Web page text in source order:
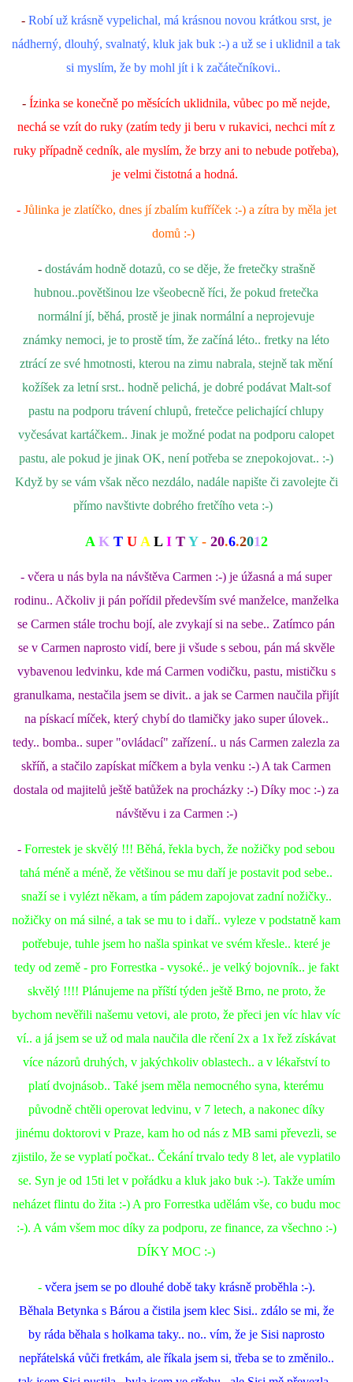
- Robí už krásně vypelichal, má krásnou novou krátkou srst, je
nádherný, dlouhý, svalnatý, kluk jak buk :-) a už se i uklidnil a tak
si myslím, že by mohl jít i k začátečníkovi..
- Ízinka se konečně po měsících uklidnila, vůbec po mě nejde,
nechá se vzít do ruky (zatím tedy ji beru v rukavici, nechci mít z
ruky případně cedník, ale myslím, že brzy ani to nebude potřeba),
je velmi čistotná a hodná.
- Jůlinka je zlatíčko, dnes jí zbalím kufříček :-) a zítra by měla jet
domů :-)
- dostávám hodně dotazů, co se děje, že fretečky strašně
hubnou..povětšinou lze všeobecně říci, že pokud fretečka
normální jí, běhá, prostě je jinak normální a neprojevuje
známky nemoci, je to prostě tím, že začíná léto.. fretky na léto
ztrácí ze své hmotnosti, kterou na zimu nabrala, stejně tak mění
kožíšek za letní srst.. hodně pelichá, je dobré podávat Malt-sof
pastu na podporu trávení chlupů, fretečce pelichající chlupy
vyčesávat kartáčkem.. Jinak je možné podat na podporu calopet
pastu, ale pokud je jinak OK, není potřeba se znepokojovat.. :-)
Když by se vám však něco nezdálo, nadále napište či zavolejte či
přímo navštivte dobrého fretčího veta :-)
AK T U A L I T Y- 20.6.2012
- včera u nás byla na návštěva Carmen :-) je úžasná a má super
rodinu.. Ačkoliv ji pán pořídil především své manželce, manželka
se Carmen stále trochu bojí, ale zvykají si na sebe.. Zatímco pán
se v Carmen naprosto vidí, bere ji všude s sebou, pán má skvěle
vybavenou ledvinku, kde má Carmen vodičku, pastu, mističku s
granulkama, nestačila jsem se divit.. a jak se Carmen naučila přijít
na pískací míček, který chybí do tlamičky jako super úlovek..
tedy.. bomba.. super "ovládací" zařízení.. u nás Carmen zalezla za
skříň, a stačilo zapískat míčkem a byla venku :-) A tak Carmen
dostala od majitelů ještě batůžek na procházky :-) Díky moc :-) za
návštěvu i za Carmen :-)
- Forrestek je skvělý !!! Běhá, řekla bych, že nožičky pod sebou
tahá méně a méně, že většinou se mu daří je postavit pod sebe..
snaží se i vylézt někam, a tím pádem zapojovat zadní nožičky..
nožičky on má silné, a tak se mu to i daří.. vyleze v podstatně kam
potřebuje, tuhle jsem ho našla spinkat ve svém křesle.. které je
tedy od země - pro Forrestka - vysoké.. je velký bojovník.. je fakt
skvělý !!!! Plánujeme na příští týden ještě Brno, ne proto, že
bychom nevěřili našemu vetovi, ale proto, že přeci jen víc hlav víc
ví.. a já jsem se už od mala naučila dle rčení 2x a 1x řež získávat
více názorů druhých, v jakýchkoliv oblastech.. a v lékařství to
platí dvojnásob.. Také jsem měla nemocného syna, kterému
původně chtěli operovat ledvinu, v 7 letech, a nakonec díky
jinému doktorovi v Praze, kam ho od nás z MB sami převezli, se
zjistilo, že se vyplatí počkat.. Čekání trvalo tedy 8 let, ale vyplatilo
se. Syn je od 15ti let v pořádku a kluk jako buk :-). Takže umím
neházet flintu do žita :-) A pro Forrestka udělám vše, co budu moc
:-). A vám všem moc díky za podporu, ze finance, za všechno :-)
DÍKY MOC :-)
- včera jsem se po dlouhé době taky krásně proběhla :-).
Běhala Betynka s Bárou a čistila jsem klec Sisi.. zdálo se mi, že
by ráda běhala s holkama taky.. no.. vím, že je Sisi naprosto
nepřátelská vůči fretkám, ale říkala jsem si, třeba se to změnilo..